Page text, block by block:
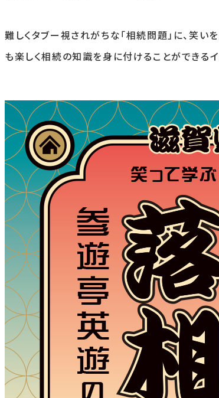
難しくタブー視されがちな「相続問題」に、笑
も楽しく相続の知識を身に付けることができる